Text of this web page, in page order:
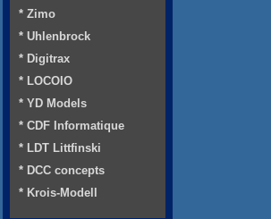
* Zimo
* Uhlenbrock
* Digitrax
* LOCOIO
* YD Models
* CDF Informatique
* LDT Littfinski
* DCC concepts
* Krois-Modell